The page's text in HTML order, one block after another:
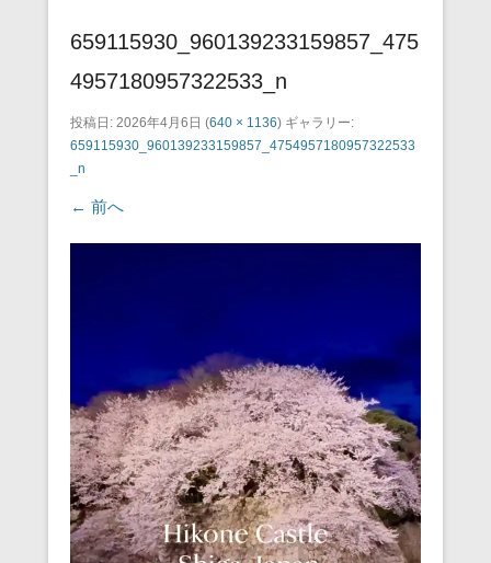
659115930_960139233159857_475
4957180957322533_n
投稿日: 2026年4月6日 (640 × 1136) ギャラリー:
659115930_960139233159857_4754957180957322533
_n
← 前へ